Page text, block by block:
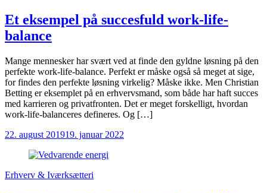
Et eksempel på succesfuld work-life-
balance
Mange mennesker har svært ved at finde den gyldne løsning på den
perfekte work-life-balance. Perfekt er måske også så meget at sige,
for findes den perfekte løsning virkelig? Måske ikke. Men Christian
Betting er eksemplet på en erhvervsmand, som både har haft succes
med karrieren og privatfronten. Det er meget forskelligt, hvordan
work-life-balanceres defineres. Og […]
22. august 201919. januar 2022
Erhverv & Iværksætteri